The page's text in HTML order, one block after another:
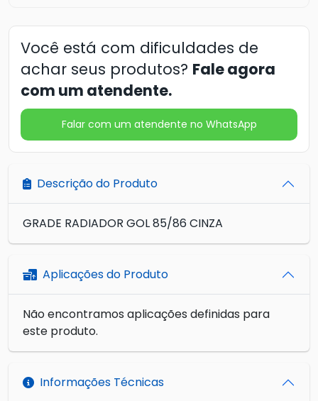
Você está com dificuldades de
achar seus produtos? Fale agora
com um atendente.
Falar com um atendente no WhatsApp
Descrição do Produto
GRADE RADIADOR GOL 85/86 CINZA
Aplicações do Produto
Não encontramos aplicações definidas para
este produto.
Informações Técnicas